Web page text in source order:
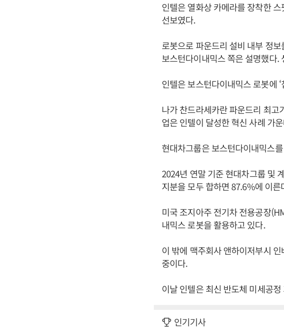
인텔은 열화상 카메라를 장착한
선보였다.
로봇으로 파운드리 설비 내부 정
보스턴다이내믹스 쪽은 설명했다.
인텔은 보스턴다이내믹스 로봇에
나가 찬드라세카란 파운드리 최고
업은 인텔이 달성한 혁신 사례 가
현대차그룹은 보스턴다이내믹스
2024년 연말 기준 현대차그룹 및
지분을 모두 합하면 87.6%에 이른
미국 조지아주 전기차 전용공장
내믹스 로봇을 활용하고 있다.
이 밖에 맥주회사 앤하이저부시
중이다.
이날 인텔은 최신 반도체 미세공
인기기사